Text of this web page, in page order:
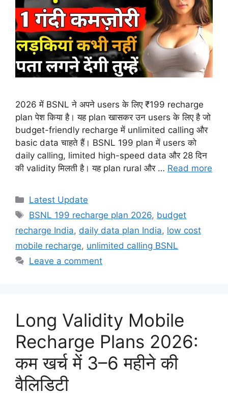
2026 में BSNL ने अपने users के लिए ₹199 recharge
plan पेश किया है। यह plan खासकर उन users के लिए है जो
budget-friendly recharge में unlimited calling और
basic data चाहते हैं। BSNL 199 plan में users को
daily calling, limited high-speed data और 28 दिन
की validity मिलती है। यह plan rural और … Read more
Categories
Latest Update
Tags
BSNL 199 recharge plan 2026, budget
recharge India, daily data plan India, low cost
mobile recharge, unlimited calling BSNL
Leave a comment
Long Validity Mobile
Recharge Plans 2026:
कम खर्च में 3–6 महीने की
वैलिडिटी